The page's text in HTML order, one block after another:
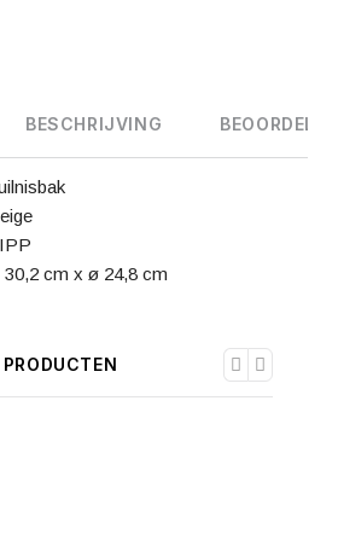
BESCHRIJVING
30,2 cm x ø 24,8 cm
PRODUCTEN